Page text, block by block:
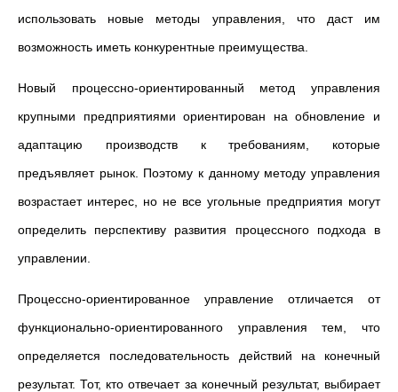
использовать новые методы управления, что даст им
возможность иметь конкурентные преимущества.
Новый процессно-ориентированный метод управления
крупными предприятиями ориентирован на обновление и
адаптацию производств к требованиям, которые
предъявляет рынок. Поэтому к данному методу управления
возрастает интерес, но не все угольные предприятия могут
определить перспективу развития процессного подхода в
управлении.
Процессно-ориентированное управление отличается от
функционально-ориентированного управления тем, что
определяется последовательность действий на конечный
результат. Тот, кто отвечает за конечный результат, выбирает